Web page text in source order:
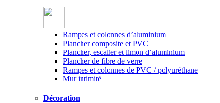
Rampes et colonnes d’aluminium
Plancher composite et PVC
Plancher, escalier et limon d’aluminium
Plancher de fibre de verre
Rampes et colonnes de PVC / polyuréthane
Mur intimité
Décoration